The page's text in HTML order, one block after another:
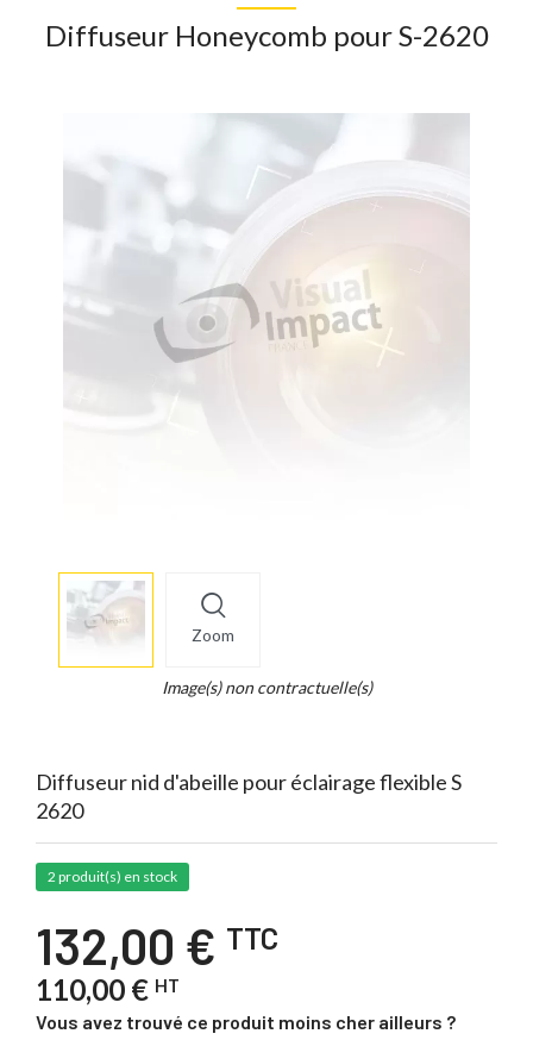
Diffuseur Honeycomb pour S-2620
Zoom
info
Image(s) non contractuelle(s)
Diffuseur nid d'abeille pour éclairage flexible S
2620
2 produit(s) en stock
132,00 € TTC
110,00 € HT
Vous avez trouvé ce produit moins cher ailleurs ?